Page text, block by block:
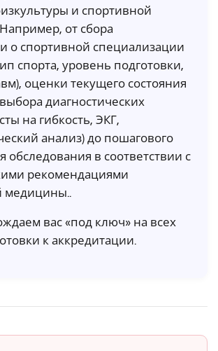
и спортивной
от сбора
о спортивной специализации
спорта, уровень подготовки,
оценки текущего состояния
диагностических
на гибкость, ЭКГ,
анализ) до пошагового
обследования в соответствии с
рекомендациями
медицины..
вас «под ключ» на всех
к аккредитации.